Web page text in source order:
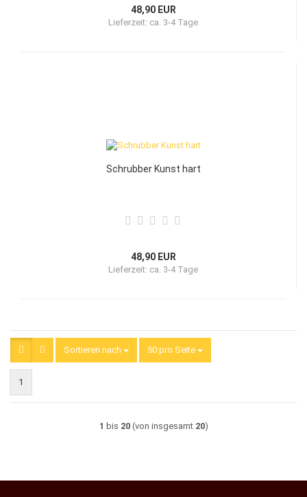
48,90 EUR
Lieferzeit: ca. 3-4 Tage
Schrubber Kunst hart
48,90 EUR
Lieferzeit: ca. 3-4 Tage
Sortieren nach
Sortieren nach 50 pro Seite
pro Seite
1
1 bis 20(von insgesamt 20)